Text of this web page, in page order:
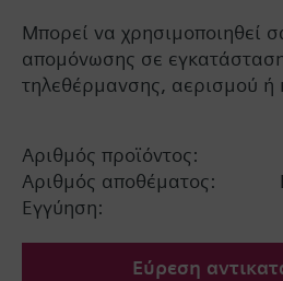
Μπορεί να χρησιμοποιηθεί
απομόνωσης σε
τηλεθέρμανσης, αερισμού ή
Αριθμός προϊόντος:
Αριθμός αποθέματος:
Εγγύηση:
Εύρεση